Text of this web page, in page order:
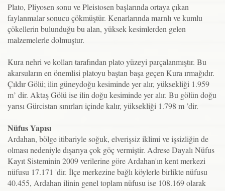
Plato, Pliyosen sonu ve Pleistosen başlarında ortaya çıkan
faylanmalar sonucu çökmüştür. Kenarlarında marnlı ve kumlu
çökellerin bulunduğu bu alan, yüksek kesimlerden gelen
malzemelerle dolmuştur.
Kura nehri ve kolları tarafından plato yüzeyi parçalanmıştır. Bu
akarsuların en önemlisi platoyu baştan başa geçen Kura ırmağıdır.
Çıldır Gölü; ilin güneydoğu kesiminde yer alır, yüksekliği 1.959
m’ dir. Aktaş Gölü ise ilin doğu kesiminde yer alır. Bu gölün doğu
yarısı Gürcistan sınırları içinde kalır, yüksekliği 1.798 m ’dir.
Nüfus Yapısı
Ardahan, bölge itibariyle soğuk, elverişsiz iklimi ve işsizliğin de
olması nedeniyle dışarıya çok göç vermiştir. Adrese Dayalı Nüfus
Kayıt Sisteminin 2009 verilerine göre Ardahan'ın kent merkezi
nüfusu 17.171 'dir. İlçe merkezine bağlı köylerle birlikte nüfusu
40.455, Ardahan ilinin genel toplam nüfusu ise 108.169 olarak